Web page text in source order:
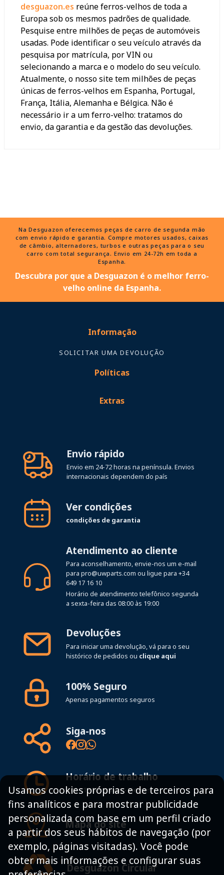
desguazon.es reúne ferros-velhos de toda a
Europa sob os mesmos padrões de qualidade.
Pesquise entre milhões de peças de automóveis
usadas. Pode identificar o seu veículo através da
pesquisa por matrícula, por VIN ou
selecionando a marca e o modelo do seu veículo.
Atualmente, o nosso site tem milhões de peças
únicas de ferros-velhos em Espanha, Portugal,
França, Itália, Alemanha e Bélgica. Não é
necessário ir a um ferro-velho: tratamos do
envio, da garantia e da gestão das devoluções.
Na Desguazon oferecemos peças de carro de segunda mão
com envio rápido e garantia. Compre motores usados, caixas
de câmbio, alternadores, turbos e outras peças para o seu
carro com total segurança. Envio em 24-72h em toda a
Espanha.
Descubra por que a Desguazon é o melhor ferro-
velho online da Espanha.
Informação
SOLICITAR UMA DEVOLUÇÃO
Políticas
Extras
Envio rápido
Envio em 24-72 horas na península. Envios
internacionais dependem do país
Ver condições
condições de garantia
Atendimento ao cliente
Para aconselhamento, envie-nos um e-mail
para pro@uwparts.com ou ligue para +34
649 17 16 10
Horário de atendimento telefônico segunda
a sexta-feira das 08:00 às 19:00
Devoluções
Para iniciar uma devolução, vá para o seu
histórico de pedidos ou clique aqui
100% Seguro
Apenas pagamentos seguros
Siga-nos
Horário de trabalho
8:00 - 19:00h Lunes - Viernes
Mapa do site
Desguazon Circular
Usamos cookies próprias e de terceiros para
fins analíticos e para mostrar publicidade
personalizada com base em um perfil criado
a partir dos seus hábitos de navegação (por
exemplo, páginas visitadas). Você pode
obter mais informações e configurar suas